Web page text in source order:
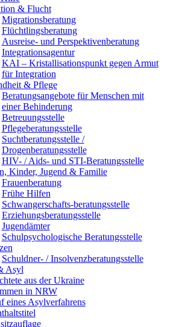
& Flucht
Migrationsberatung
Flüchtlingsberatung
Ausreise- und Perspektivenberatung
Integrationsagentur
KAI – Kristallisationspunkt gegen Armut
für Integration
& Pflege
Beratungsangebote für Menschen mit
einer Behinderung
Betreuungsstelle
Pflegeberatungsstelle
Suchtberatungsstelle /
Drogenberatungsstelle
HIV- / Aids- und STI-Beratungsstelle
Kinder, Jugend & Familie
Frauenberatung
Frühe Hilfen
Schwangerschafts-beratungsstelle
Erziehungsberatungsstelle
Jugendämter
Schulpsychologische Beratungsstelle
Schuldner- / Insolvenzberatungsstelle
Asyl
aus der Ukraine
in NRW
eines Asylverfahrens